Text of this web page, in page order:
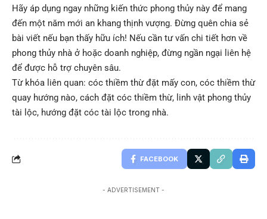
Hãy áp dụng ngay những kiến thức phong thủy này để mang
đến một năm mới an khang thịnh vượng. Đừng quên chia sẻ
bài viết nếu bạn thấy hữu ích! Nếu cần tư vấn chi tiết hơn về
phong thủy nhà ở hoặc doanh nghiệp, đừng ngần ngại liên hệ
để được hỗ trợ chuyên sâu.
Từ khóa liên quan: cóc thiềm thừ đặt mấy con, cóc thiềm thừ
quay hướng nào, cách đặt cóc thiềm thừ, linh vật phong thủy
tài lộc, hướng đặt cóc tài lộc trong nhà.
FACEBOOK
- ADVERTISEMENT -